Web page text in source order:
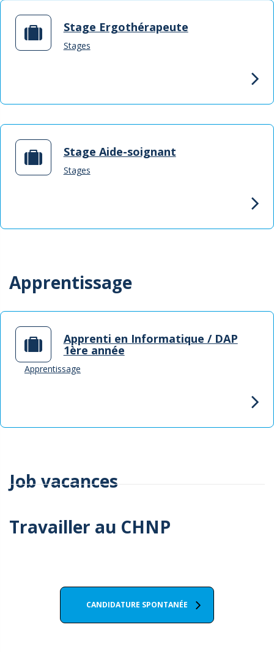
Stage Ergothérapeute
Stages
Stage Aide-soignant
Stages
Apprentissage
Apprenti en Informatique / DAP
1ère année
Apprentissage
Job vacances
Travailler au CHNP
CANDIDATURE SPONTANÉE